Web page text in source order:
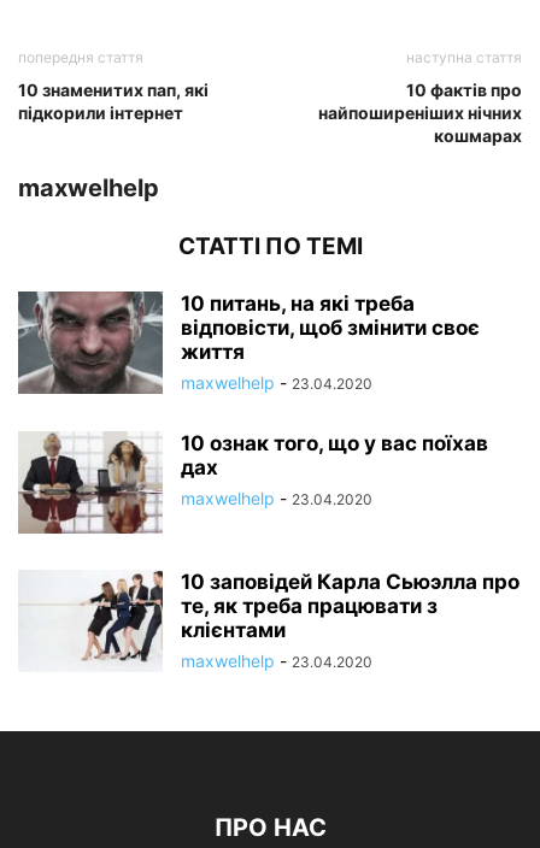
попередня стаття
10 знаменитих пап, які
підкорили інтернет
наступна стаття
10 фактів про
найпоширеніших нічних
кошмарах
maxwelhelp
СТАТТІ ПО ТЕМІ
10 питань, на які треба
відповісти, щоб змінити своє
життя
maxwelhelp - 23.04.2020
10 ознак того, що у вас поїхав
дах
maxwelhelp - 23.04.2020
10 заповідей Карла Сьюэлла про
те, як треба працювати з
клієнтами
maxwelhelp - 23.04.2020
ПРО НАС